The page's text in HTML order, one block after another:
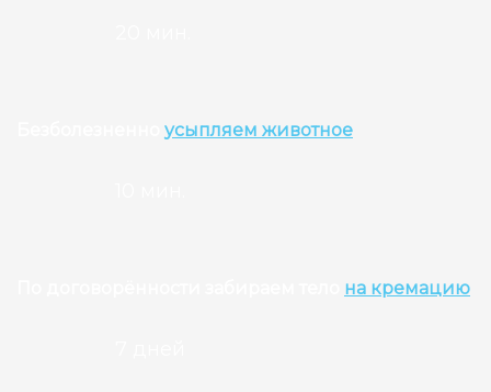
усыпляем животное
на кремацию